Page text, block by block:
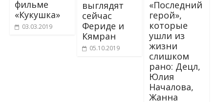
фильме
«Кукушка»
03.03.2019
выглядят
сейчас
Фериде и
Кямран
05.10.2019
«Последний
герой»,
которые
ушли из
жизни
слишком
рано: Децл,
Юлия
Началова,
Жанна